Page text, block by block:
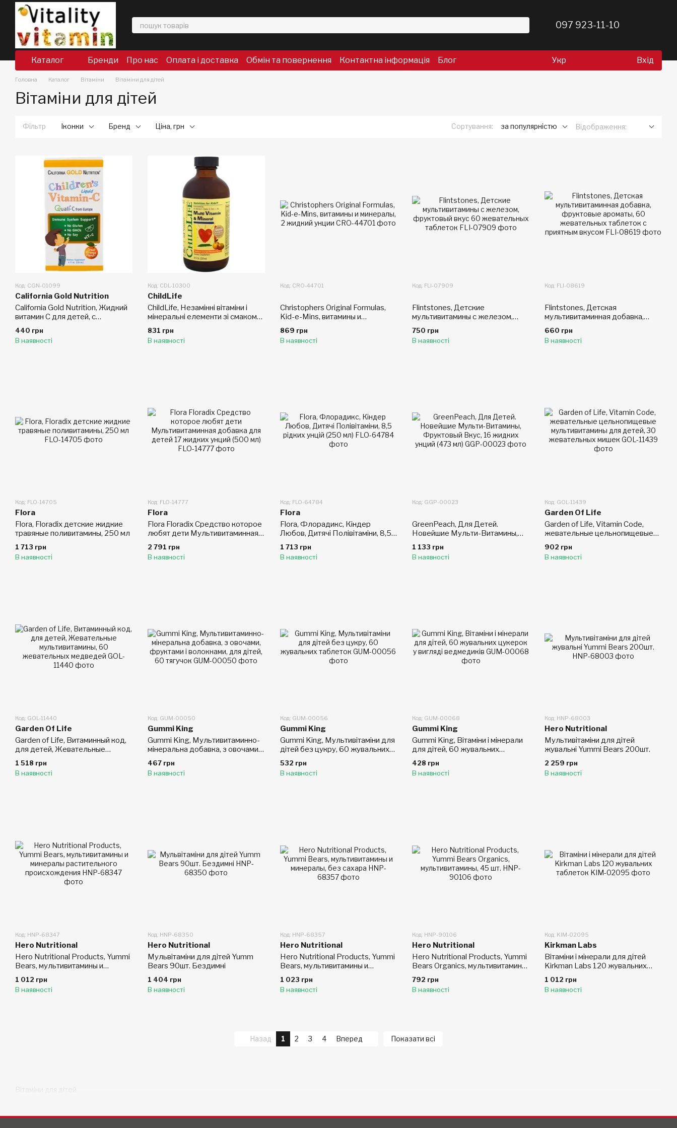
Перейти до основного контенту
097 923-11-10
Каталог Бренди Про нас Оплата і доставка Обмін та повернення Контактна інформація Блог Укр Вхід
Головна Каталог Вітаміни Вітаміни для дітей
Вітаміни для дітей
Фільтр Іконки Бренд Ціна, грн Сортування: за популярністю Відображення:
Вітаміни для дітей
Код: CGN-01099
California Gold Nutrition
California Gold Nutrition, Жидкий
витамин C для детей, с
апельсиновым вкусом, 4 жидких
унции (118 мл)
440 грн
В наявності
Код: CDL-10300
ChildLife
ChildLife, Незамінні вітаміни і
мінеральні елементи зі смаком
апельсина/манго
831 грн
В наявності
Код: CRO-44701
Christophers Original Formulas,
Kid-e-Mins, витамины и
минералы, 2 жидкий унции
869 грн
В наявності
Код: FLI-07909
Flintstones, Детские
мультивитамины с железом,
фруктовый вкус 60
жевательных таблеток
750 грн
В наявності
Код: FLI-08619
Flintstones, Детская
мультивитаминная добавка,
фруктовые ароматы, 60
жевательных таблеток с
приятным вкусом
660 грн
В наявності
Код: FLO-14705
Flora
Flora, Floradix детские жидкие
травяные поливитамины, 250 мл
1 713 грн
В наявності
Код: FLO-14777
Flora
Flora Floradix Средство которое
любят дети Мультивитаминная
унций (500 мл)
2 791 грн
В наявності
Код: FLO-64784
Flora
Flora, Флорадикс, Кіндер
Любов, Дитячі Полівітаміни, 8,5
1 713 грн
В наявності
Код: GGP-00023
GreenPeach, Для Детей.
Новейшие Мульти-Витамины,
унций (473 мл)
1 133 грн
В наявності
Код: GOL-11439
Garden Of Life
Garden of Life, Vitamin Code,
жевательные цельнопищевые
жевательных мишек
902 грн
В наявності
Код: GOL-11440
Garden Of Life
Garden of Life, Витаминный код,
для детей, Жевательные
мультивитамины, 60
жевательных медведей
1 518 грн
В наявності
Код: GUM-00050
Gummi King
Gummi King, Мультивитаминно-
мінеральна добавка, з овочами,
фруктами і волокнами, для
дітей, 60 тягучок
467 грн
В наявності
Код: GUM-00056
Gummi King
Gummi King, Мультивітаміни для
дітей без цукру, 60 жувальних
таблеток
532 грн
В наявності
Код: GUM-00068
Gummi King
Gummi King, Вітаміни і мінерали
для дітей, 60 жувальних
цукерок у вигляді ведмедиків
428 грн
В наявності
Код: HNP-68003
Hero Nutritional
Мультивітаміни для дітей
жувальні Yummi Bears 200шт.
2 259 грн
В наявності
Код: HNP-68347
Hero Nutritional
Hero Nutritional Products, Yummi
Bears, мультивитамины и
минералы растительного
происхождения
1 012 грн
В наявності
Код: HNP-68350
Hero Nutritional
Мульвітаміни для дітей Yumm
Bears 90шт. Бездимні
1 404 грн
В наявності
Код: HNP-68357
Hero Nutritional
Hero Nutritional Products, Yummi
Bears, мультивитамины и
минералы, без сахара
1 023 грн
В наявності
Код: HNP-90106
Hero Nutritional
Hero Nutritional Products, Yummi
Bears Organics, мультивитамины,
45 шт.
792 грн
В наявності
Код: KIM-02095
Kirkman Labs
Вітаміни і мінерали для дітей
Kirkman Labs 120 жувальних
таблеток
1 012 грн
В наявності
Назад 1 2 3 4 Вперед Показати всі